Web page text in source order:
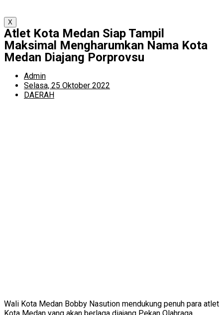
X
Atlet Kota Medan Siap Tampil
Maksimal Mengharumkan Nama Kota
Medan Diajang Porprovsu
Admin
Selasa, 25 Oktober 2022
DAERAH
Wali Kota Medan Bobby Nasution mendukung penuh para atlet